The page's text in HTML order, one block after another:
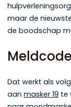
maar de
de boodschap
Dat werkt als
aan masker 19 te